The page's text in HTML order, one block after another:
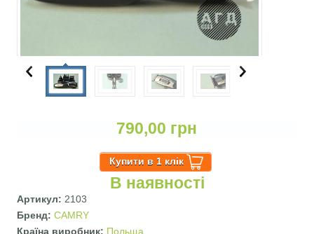
790,00 грн
В наявності
Артикул:2103
Бренд:CAMRY
Країна виробник: Польща